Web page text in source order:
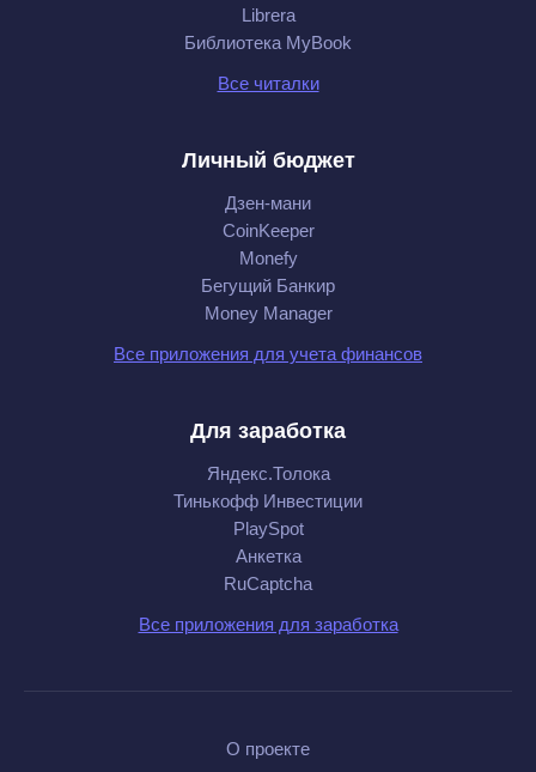
Librera
Библиотека MyBook
Все читалки
Личный бюджет
Дзен-мани
CoinKeeper
Monefy
Бегущий Банкир
Money Manager
Все приложения для учета финансов
Для заработка
Яндекс.Толока
Тинькофф Инвестиции
PlaySpot
Анкетка
RuCaptcha
Все приложения для заработка
О проекте